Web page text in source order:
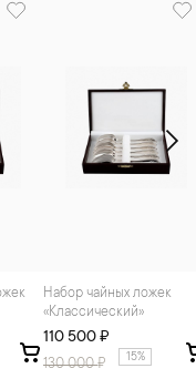
Набор чайных ложек
«Классический»
110 500 ₽
130 000₽ 15%